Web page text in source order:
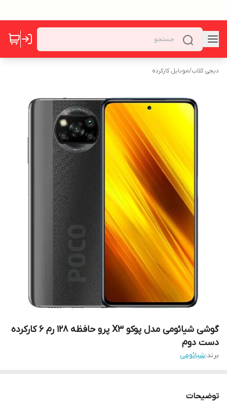
دیجی کلاب/موبایل کارکرده
گوشی شیائومی مدل پوکو X3 پرو حافظه 128 رم 6 کارکرده
دست دوم
برند:شیائومی
توضیحات